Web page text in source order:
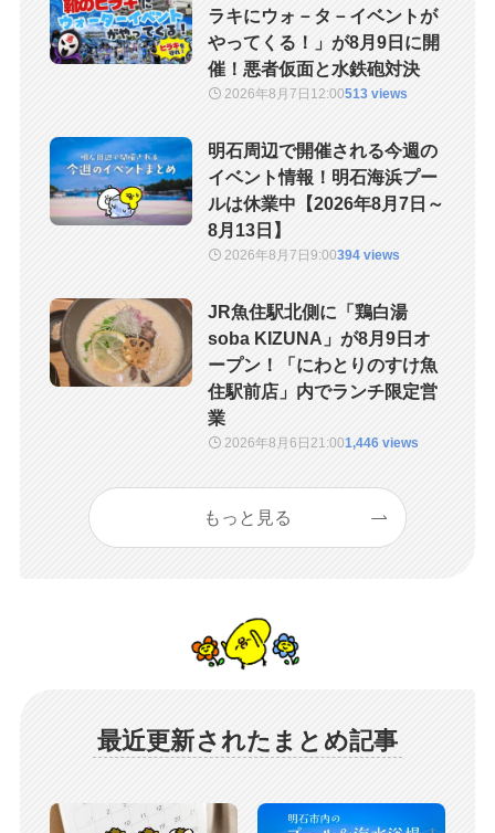
ラキにウォ－タ－イベントが
やってくる！」が8月9日に開
催！悪者仮面と水鉄砲対決
2026年8月7日 12:00513 views
明石周辺で開催される今週の
イベント情報！明石海浜プー
ルは休業中【2026年8月7日～
8月13日】
2026年8月7日9:00394 views
JR魚住駅北側に「鶏白湯
soba KIZUNA」が8月9日オ
ープン！「にわとりのすけ魚
住駅前店」内でランチ限定営
業
2026年8月6日21:001,446 views
もっと見る
最近更新されたまとめ記事